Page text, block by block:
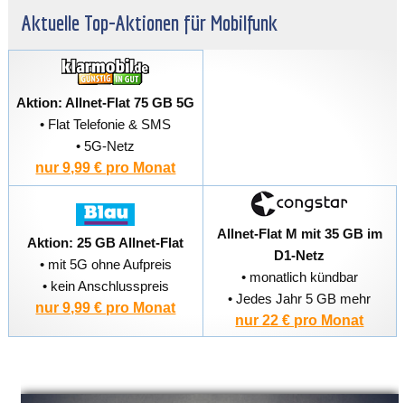
Aktuelle Top-Aktionen für Mobilfunk
Aktion: Allnet-Flat 75 GB 5G
• Flat Telefonie & SMS
• 5G-Netz
nur 9,99 € pro Monat
Aktion: 25 GB Allnet-Flat
• mit 5G ohne Aufpreis
• kein Anschlusspreis
nur 9,99 € pro Monat
Allnet-Flat M mit 35 GB im
D1-Netz
• monatlich kündbar
• Jedes Jahr 5 GB mehr
nur 22 € pro Monat